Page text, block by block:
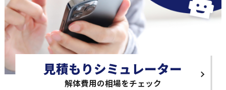
見積もりシミュレーター
解体費用の相場をチェック